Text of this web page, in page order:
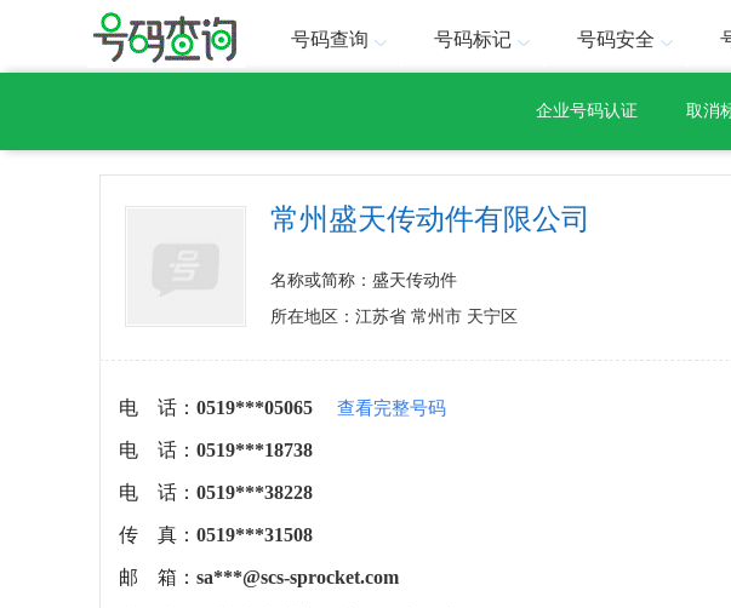
号码查询 号码标记 号码安全
企业号码认证 取消
常州盛天传动件有限公司
名称或简称：盛天传动件
所在地区：江苏省 常州市 天宁区
电 话： 0519***05065 查看完整号码
电 话： 0519***18738
电 话： 0519***38228
传 真： 0519***31508
邮 箱： sa***@scs-sprocket.com